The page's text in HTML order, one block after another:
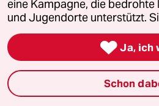
Leitlinie Informant Datenschutz
Seitenwende Einwilligungen
eine Kampagne, die bedrohte
und Jugendorte unterstützt.
 Ja, ich
Schon